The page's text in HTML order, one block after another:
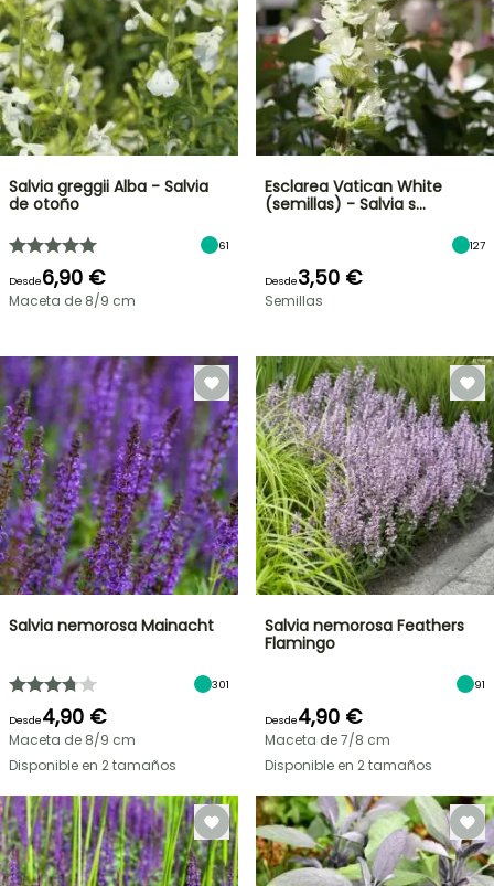
Salvia greggii Alba - Salvia
de otoño
61
Desde6,90 €
Maceta de 8/9 cm
Esclarea Vatican White
(semillas) - Salvia s…
127
Desde3,50 €
Semillas
Salvia nemorosa Mainacht
301
Desde4,90 €
Maceta de 8/9 cm
Disponible en 2 tamaños
Salvia nemorosa Feathers
Flamingo
91
Desde4,90 €
Maceta de 7/8 cm
Disponible en 2 tamaños